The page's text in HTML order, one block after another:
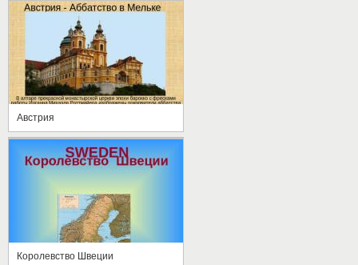
Австрия
Королевство Швеции